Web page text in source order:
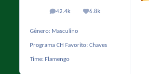
42.4k
posts 6.8k
Reputação
Gênero: Masculino
Programa CH Favorito: Chaves
Time: Flamengo